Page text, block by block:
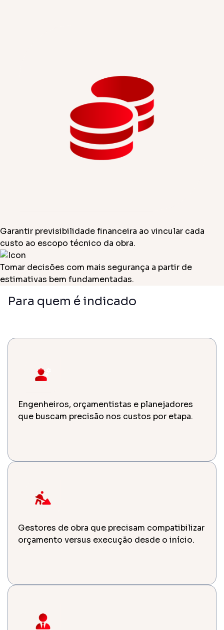
Garantir previsibilidade financeira ao vincular cada
custo ao escopo técnico da obra.
Tomar decisões com mais segurança a partir de
estimativas bem fundamentadas.
Para quem é indicado
Engenheiros, orçamentistas e planejadores
que buscam precisão nos custos por etapa.
Gestores de obra que precisam compatibilizar
orçamento versus execução desde o início.